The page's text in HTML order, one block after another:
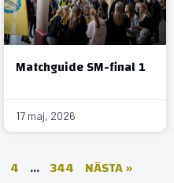
Matchguide SM-final 1
17 maj, 2026
4 … 344 NÄSTA »